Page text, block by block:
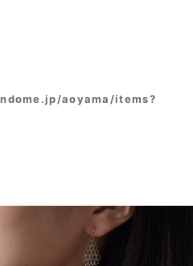
aoyama/items?